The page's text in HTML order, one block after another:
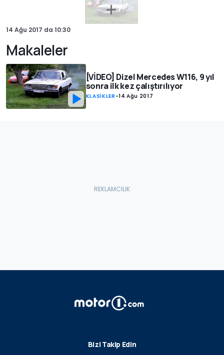
14 Ağu 2017 da 10:30
Makaleler
[VİDEO] Dizel Mercedes W116, 9 yıl
sonra ilk kez çalıştırılıyor
KLASİKLER -14 Ağu 2017
Bizi Takip Edin